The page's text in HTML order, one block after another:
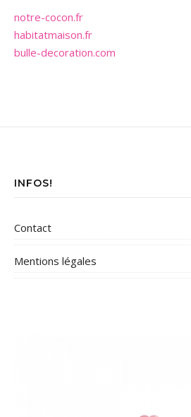
notre-cocon.fr
habitatmaison.fr
bulle-decoration.com
INFOS!
Contact
Mentions légales